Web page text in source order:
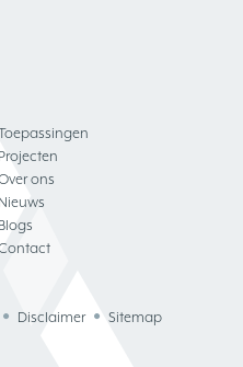
Projecten
ons
Nieuws
Blogs
Disclaimer Sitemap